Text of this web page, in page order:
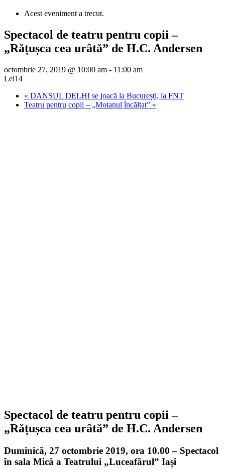
Acest eveniment a trecut.
Spectacol de teatru pentru copii –
„Rățușca cea urâtă” de H.C. Andersen
octombrie 27, 2019 @ 10:00 am - 11:00 am
Lei14
« DANSUL DELHI se joacă la București, la FNT
Teatru pentru copii – „Motanul încălțat” »
Spectacol de teatru pentru copii –
„Rățușca cea urâtă” de H.C. Andersen
Duminică, 27 octombrie 2019, ora 10.00 – Spectacol
în sala Mică a Teatrului „Luceafărul” Iași